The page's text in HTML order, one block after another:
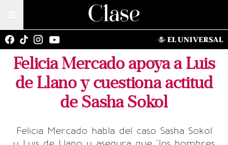
Felicia Mercado apoya a Luis
de Llano y cuestiona actitud
de Sasha Sokol
Felicia Mercado habla del caso Sasha Sokol